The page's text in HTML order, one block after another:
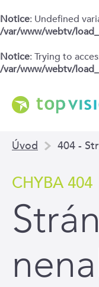
Notice: Undefined
/var/www/webtv/
Notice: Trying to
/var/www/webtv/
Úvod 404 -
CHYBA 404